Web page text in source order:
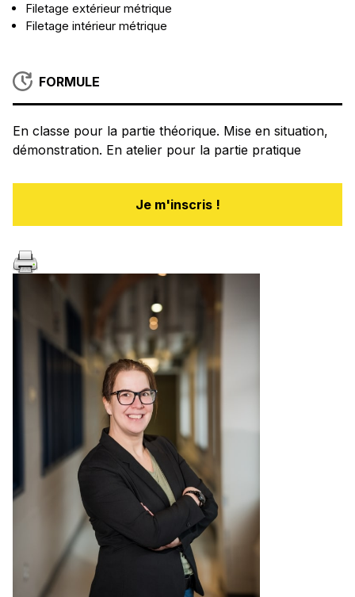
Filetage extérieur métrique
Filetage intérieur métrique
FORMULE
En classe pour la partie théorique. Mise en situation,
démonstration. En atelier pour la partie pratique
Je m'inscris !